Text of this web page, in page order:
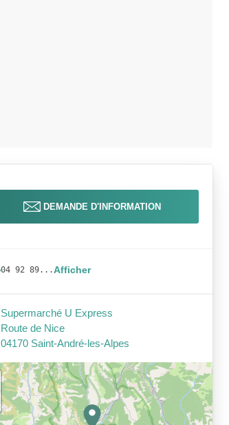
DEMANDE D'INFORMATION
04 92 89...Afficher
Supermarché U Express
Route de Nice
04170 Saint-André-les-Alpes